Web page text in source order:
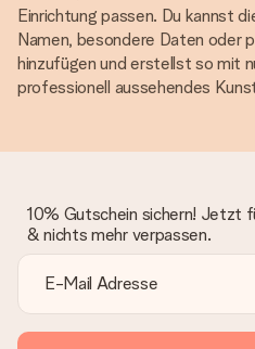
Einrichtung passen. Du kannst
Namen, besondere Daten oder
hinzufügen und erstellst so mit
professionell aussehendes
10% Gutschein sichern! Jetzt
& nichts mehr verpassen.